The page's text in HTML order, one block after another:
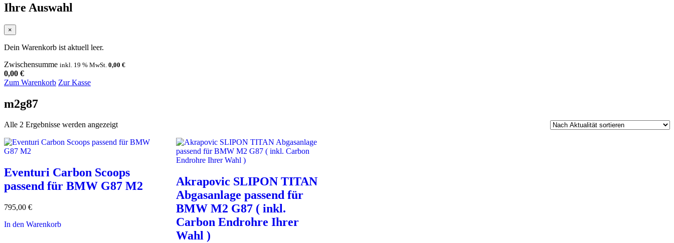
Ihre Auswahl
×
Dein Warenkorb ist aktuell leer.
Zwischensumme inkl. 19 % MwSt. 0,00 €
0,00 €
Zum Warenkorb Zur Kasse
m2g87
Alle 2 Ergebnisse werden angezeigtNach
sortiert
Eventuri Carbon Scoops
passend für BMW G87 M2
795,00 €
In den Warenkorb
Akrapovic SLIPON TITAN
Abgasanlage passend für
BMW M2 G87 ( inkl.
Carbon Endrohre Ihrer
Wahl )